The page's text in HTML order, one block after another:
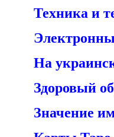
Техника и
На
Здоровый
Значение